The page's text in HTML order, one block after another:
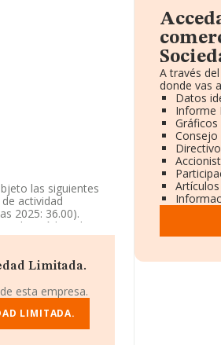
las siguientes
actividad
2025: 36.00).
(código de
Limitada.
y su página
se
Limitada.
esta empresa.
LIMITADA.
A través
donde vas
Datos
Informe
Gráficos
Consejo